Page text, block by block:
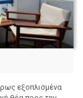
εξοπλισμένα